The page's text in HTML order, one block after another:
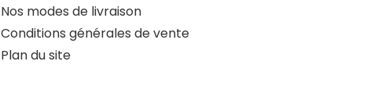
Nos modes de livraison
Conditions générales de vente
Plan du site